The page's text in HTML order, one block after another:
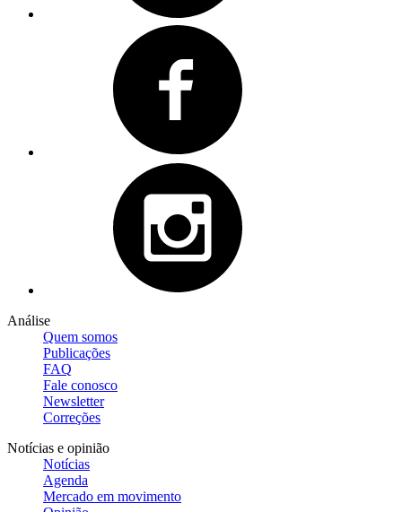
Análise
Quem somos
Publicações
FAQ
Fale conosco
Newsletter
Correções
Notícias e opinião
Notícias
Agenda
Mercado em movimento